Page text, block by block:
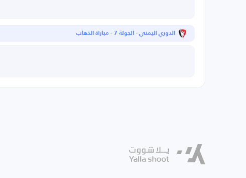
الدوري اليمني - الجولة 7 - مباراة الذهاب